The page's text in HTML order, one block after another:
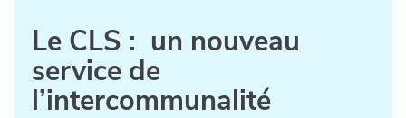
Le CLS : un nouveau
service de
l’intercommunalité